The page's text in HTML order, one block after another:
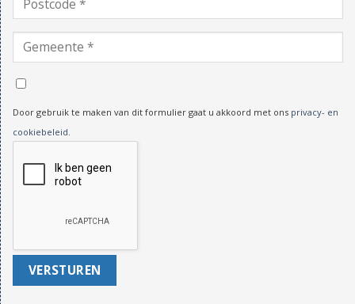
Door gebruik te maken van dit formulier gaat u akkoord met ons privacy- en
cookiebeleid.